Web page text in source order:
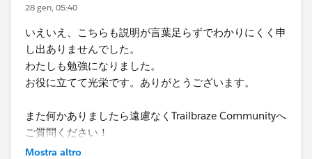
28 gen, 05:40
いえいえ、こちらも説明が言葉足らずでわかりにくく申
し出ありませんでした。
わたしも勉強になりました。
お役に立てて光栄です。ありがとうございます。
また何かありましたら遠慮なくTrailbraze Communityへ
ご質問ください！
Mostra altro